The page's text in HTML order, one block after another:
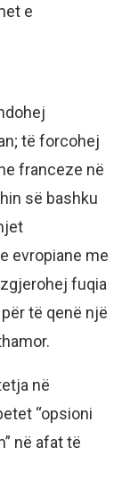
e
të forcohej
franceze në
së bashku
evropiane me
fuqia
të qenë një
në
“opsioni
në afat të